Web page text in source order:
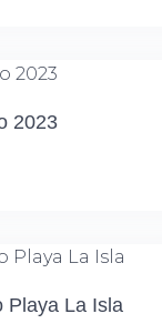
2023
Playa La Isla